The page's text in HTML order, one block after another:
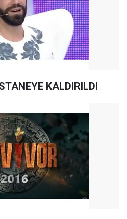
KALDIRILDI